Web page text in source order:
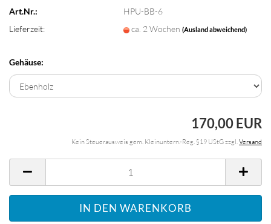
Art.Nr.:
HPU-BB-6
Lieferzeit:
ca. 2 Wochen(Ausland abweichend)
Gehäuse:
170,00 EUR
Kein Steuerausweis gem. Kleinuntern.-Reg. §19 UStG zzgl. Versand